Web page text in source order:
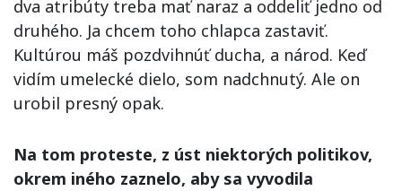
dva atribúty treba mať naraz a oddeliť jedno od
druhého. Ja chcem toho chlapca zastaviť.
Kultúrou máš pozdvihnúť ducha, a národ. Keď
vidím umelecké dielo, som nadchnutý. Ale on
urobil presný opak.
Na tom proteste, z úst niektorých politikov,
okrem iného zaznelo, aby sa vyvodila